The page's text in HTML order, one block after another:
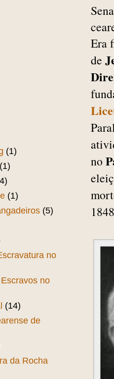
Era
de
no
(1)
(1)
(1)
(5)
no
no
(14)
de
da Rocha